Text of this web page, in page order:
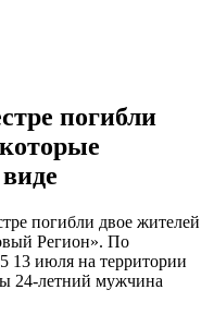
погибли
погибли двое жителей
Регион». По
июля на территории
24-летний мужчина